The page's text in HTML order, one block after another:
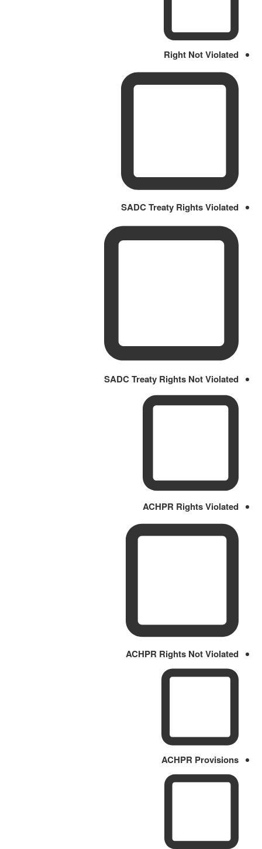
Right Not Violated
SADC Treaty Rights Violated
SADC Treaty Rights Not Violated
ACHPR Rights Violated
ACHPR Rights Not Violated
ACHPR Provisions